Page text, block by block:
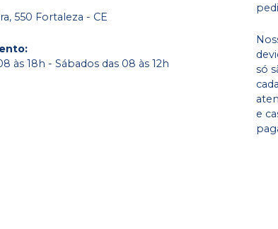
550 Fortaleza - CE
:
às 18h - Sábados das 08 às 12h
só
e